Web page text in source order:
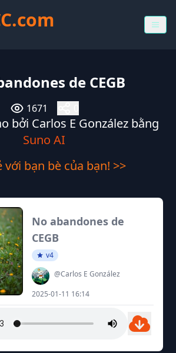
de CEGB
1671
bởi Carlos E González bằng
Suno AI
với bạn bè của bạn! >>
No abandones de
CEGB
v4
@Carlos E González
2025-01-11 16:14